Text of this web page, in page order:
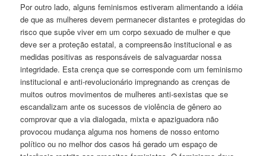
Por outro lado, alguns feminismos estiveram alimentando a idéia
de que as mulheres devem permanecer distantes e protegidas do
risco que supôe viver em um corpo sexuado de mulher e que
deve ser a proteção estatal, a compreensão institucional e as
medidas positivas as responsáveis de salvaguardar nossa
integridade. Esta crença que se corresponde com um feminismo
institucional e anti-revolucionário impregnando as crenças de
muitos outros movimentos de mulheres anti-sexistas que se
escandalizam ante os sucessos de violência de gênero ao
comprovar que a via dialogada, mixta e apaziguadora não
provocou mudança alguma nos homens de nosso entorno
político ou no melhor dos casos há gerado um espaço de